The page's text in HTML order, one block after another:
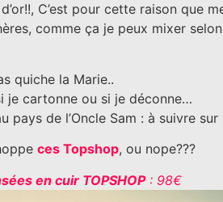
C’est pour cette raison que
comme ça je peux mixer
quiche la Marie..
je cartonne ou si je déconne…
pays de l’Oncle Sam : à suivre
ces Topshop, ou nope???
en cuir TOPSHOP: 98€